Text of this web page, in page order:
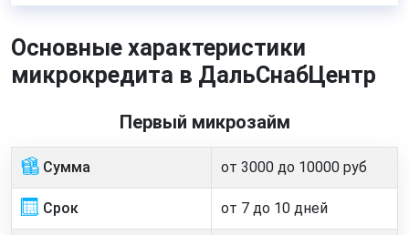
Основные характеристики
микрокредита в ДальСнабЦентр
Первый микрозайм
Сумма от 3000 до 10000 руб
Срок от 7 до 10 дней